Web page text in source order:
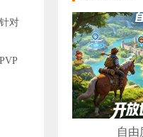
对
自由